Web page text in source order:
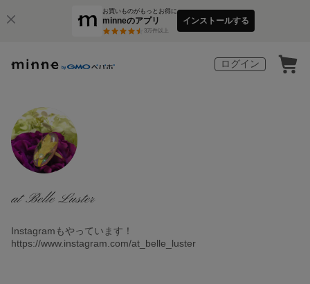
お買いものがもっとお得に
minneのアプリ
3万件以上
インストールする
ログイン
at Belle Luster
Instagramもやっています！
https://www.instagram.com/at_belle_luster